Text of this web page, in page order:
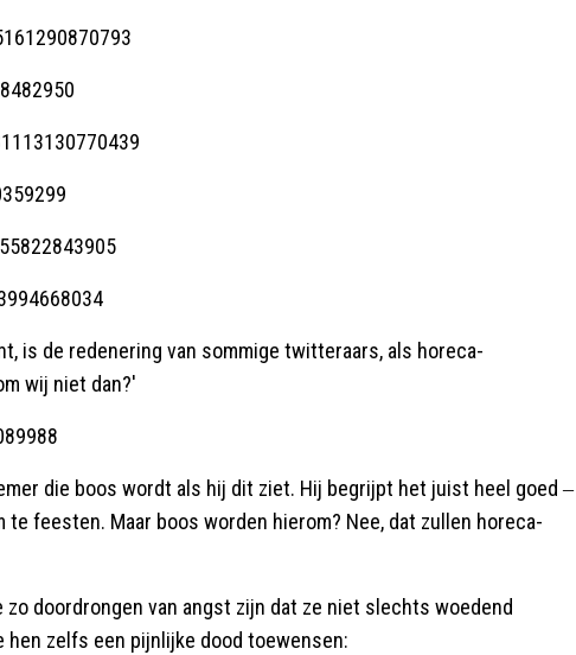
is de redenering van sommige twitteraars, als horeca-
wij niet dan?'
die boos wordt als hij dit ziet. Hij begrijpt het juist heel goed ‒
feesten. Maar boos worden hierom? Nee, dat zullen horeca-
doordrongen van angst zijn dat ze niet slechts woedend
hen zelfs een pijnlijke dood toewensen: